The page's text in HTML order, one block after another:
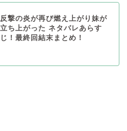
反撃の炎が再び燃え上がり妹が
立ち上がった ネタバレあらす
じ！最終回結末まとめ！